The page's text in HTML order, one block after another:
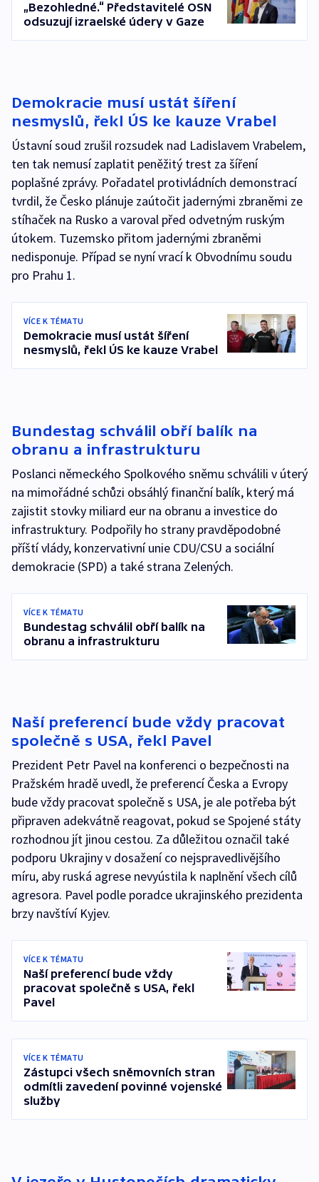
„Bezohledné.“ Představitelé OSN
odsuzují izraelské údery v Gaze
Demokracie musí ustát šíření
nesmyslů, řekl ÚS ke kauze Vrabel
Ústavní soud zrušil rozsudek nad Ladislavem Vrabelem,
ten tak nemusí zaplatit peněžitý trest za šíření
poplašné zprávy. Pořadatel protivládních demonstrací
tvrdil, že Česko plánuje zaútočit jadernými zbraněmi ze
stíhaček na Rusko a varoval před odvetným ruským
útokem. Tuzemsko přitom jadernými zbraněmi
nedisponuje. Případ se nyní vrací k Obvodnímu soudu
pro Prahu 1.
VÍCE K TÉMATU
Demokracie musí ustát šíření
nesmyslů, řekl ÚS ke kauze Vrabel
Bundestag schválil obří balík na
obranu a infrastrukturu
Poslanci německého Spolkového sněmu schválili v úterý
na mimořádné schůzi obsáhlý finanční balík, který má
zajistit stovky miliard eur na obranu a investice do
infrastruktury. Podpořily ho strany pravděpodobné
příští vlády, konzervativní unie CDU/CSU a sociální
demokracie (SPD) a také strana Zelených.
VÍCE K TÉMATU
Bundestag schválil obří balík na
obranu a infrastrukturu
Naší preferencí bude vždy pracovat
společně s USA, řekl Pavel
Prezident Petr Pavel na konferenci o bezpečnosti na
Pražském hradě uvedl, že preferencí Česka a Evropy
bude vždy pracovat společně s USA, je ale potřeba být
připraven adekvátně reagovat, pokud se Spojené státy
rozhodnou jít jinou cestou. Za důležitou označil také
podporu Ukrajiny v dosažení co nejspravedlivějšího
míru, aby ruská agrese nevyústila k naplnění všech cílů
agresora. Pavel podle poradce ukrajinského prezidenta
brzy navštíví Kyjev.
VÍCE K TÉMATU
Naší preferencí bude vždy
pracovat společně s USA, řekl
Pavel
VÍCE K TÉMATU
Zástupci všech sněmovních stran
odmítli zavedení povinné vojenské
služby